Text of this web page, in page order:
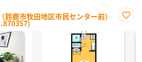
鹿市牧田地区市民センター前）
に入